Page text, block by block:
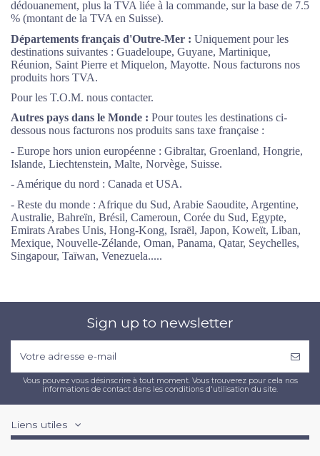
dédouanement, plus la TVA liée à la commande, sur la base de 7.5
% (montant de la TVA en Suisse).
Départements français d'Outre-Mer : Uniquement pour les
destinations suivantes : Guadeloupe, Guyane, Martinique,
Réunion, Saint Pierre et Miquelon, Mayotte. Nous facturons nos
produits hors TVA.
Pour les T.O.M. nous contacter.
Autres pays dans le Monde : Pour toutes les destinations ci-
dessous nous facturons nos produits sans taxe française :
- Europe hors union européenne : Gibraltar, Groenland, Hongrie,
Islande, Liechtenstein, Malte, Norvège, Suisse.
- Amérique du nord : Canada et USA.
- Reste du monde : Afrique du Sud, Arabie Saoudite, Argentine,
Australie, Bahreïn, Brésil, Cameroun, Corée du Sud, Egypte,
Emirats Arabes Unis, Hong-Kong, Israël, Japon, Koweït, Liban,
Mexique, Nouvelle-Zélande, Oman, Panama, Qatar, Seychelles,
Singapour, Taïwan, Venezuela.....
Sign up to newsletter
Vous pouvez vous désinscrire à tout moment. Vous trouverez pour cela nos
informations de contact dans les conditions d'utilisation du site.
Liens utiles